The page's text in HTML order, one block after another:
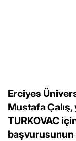
Erciyes
Mustafa Çalış,
TURKOVAC
başvurusunun